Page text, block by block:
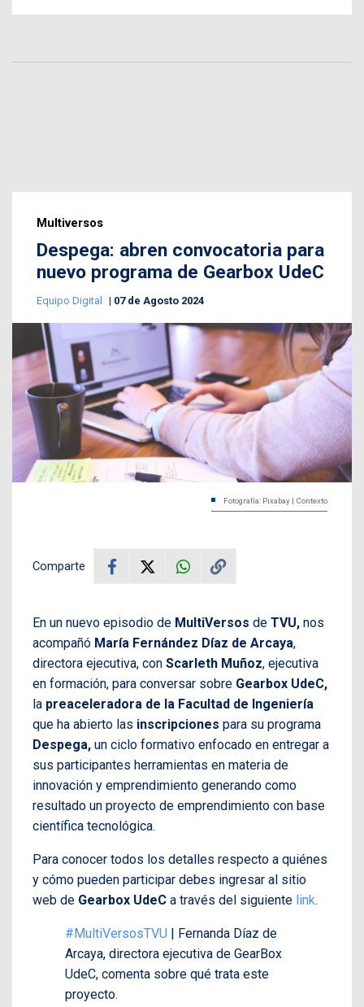
Multiversos
Despega: abren convocatoria para
nuevo programa de Gearbox UdeC
Equipo Digital 07 de Agosto 2024
Fotografía: Pixabay | Contexto
Comparte
En un nuevo episodio de MultiVersos de TVU, nos
acompañó María Fernández Díaz de Arcaya,
directora ejecutiva, con Scarleth Muñoz, ejecutiva
en formación, para conversar sobre Gearbox UdeC,
la preaceleradora de la Facultad de Ingeniería
que ha abierto las inscripciones para su programa
Despega, un ciclo formativo enfocado en entregar a
sus participantes herramientas en materia de
innovación y emprendimiento generando como
resultado un proyecto de emprendimiento con base
científica tecnológica.
Para conocer todos los detalles respecto a quiénes
y cómo pueden participar debes ingresar al sitio
web de Gearbox UdeC a través del siguiente link.
#MultiVersosTVU | Fernanda Díaz de
Arcaya, directora ejecutiva de GearBox
UdeC, comenta sobre qué trata este
proyecto.